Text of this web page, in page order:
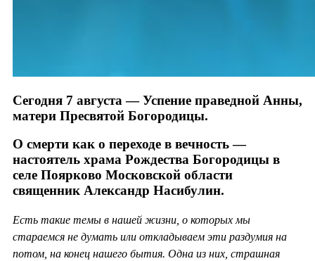
Сегодня 7 августа — Успение праведной Анны,
матери Пресвятой Богородицы.
О смерти как о переходе в вечность —
настоятель храма Рождества Богородицы в
селе Поярково Московской области
священник Александр Насибулин.
Есть такие темы в нашей жизни, о которых мы
стараемся не думать или откладываем эти раздумия на
потом, на конец нашего бытия. Одна из них, страшная